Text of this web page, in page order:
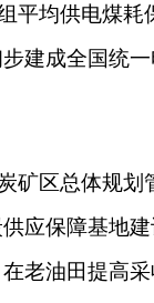
平均供电煤
建成全国统
矿区总体规
应保障基地
老油田提高